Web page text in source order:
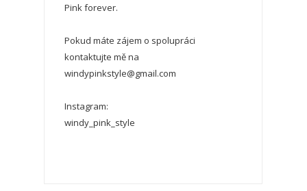
Pink forever.
Pokud máte zájem o spolupráci
kontaktujte mě na
windypinkstyle@gmail.com
Instagram:
windy_pink_style